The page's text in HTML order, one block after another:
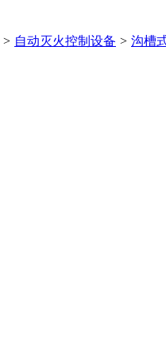
> 自动灭火控制设备 > 沟槽